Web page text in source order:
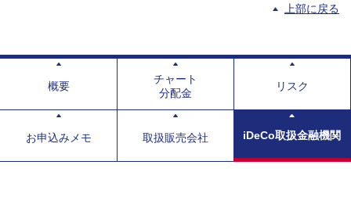
上部に戻る
概要
チャート
分配金
リスク
お申込みメモ 取扱販売会社 iDeCo取扱金融機関